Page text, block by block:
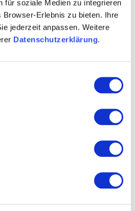
für soziale Medien zu integrieren
Browser-Erlebnis zu bieten. Ihre
jederzeit anpassen. Weitere
Datenschutzerklärung.
497 bereikt. Van Mainz
landschap van
Het zijn
talrijke planten- en
op de samenvloeiing van de
tot het Midden-